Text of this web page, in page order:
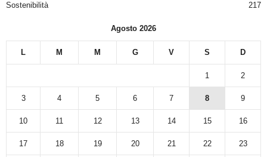
Sostenibilità
217
Agosto 2026
L M M G V S D
1 2
3 4 5 6 7 8 9
10 11 12 13 14 15 16
17 18 19 20 21 22 23